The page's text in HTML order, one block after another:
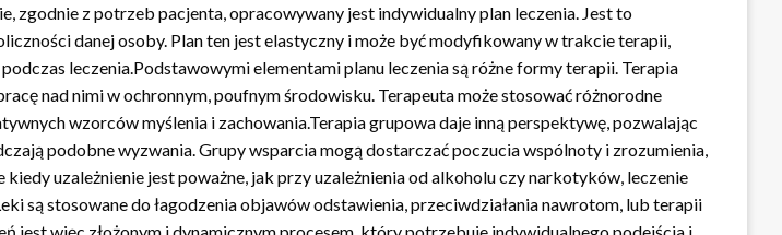
zgodnie z potrzeb pacjenta, opracowywany jest indywidualny plan leczenia. Jest to
danej osoby. Plan ten jest elastyczny i może być modyfikowany w trakcie terapii,
leczenia.Podstawowymi elementami planu leczenia są różne formy terapii. Terapia
nad nimi w ochronnym, poufnym środowisku. Terapeuta może stosować różnorodne
wzorców myślenia i zachowania.Terapia grupowa daje inną perspektywę, pozwalając
podobne wyzwania. Grupy wsparcia mogą dostarczać poczucia wspólnoty i zrozumienia,
uzależnienie jest poważne, jak przy uzależnienia od alkoholu czy narkotyków, leczenie
są stosowane do łagodzenia objawów odstawienia, przeciwdziałania nawrotom, lub terapii